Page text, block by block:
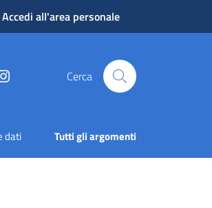
Accedi all'area personale
Cerca
dati Tutti gli argomenti